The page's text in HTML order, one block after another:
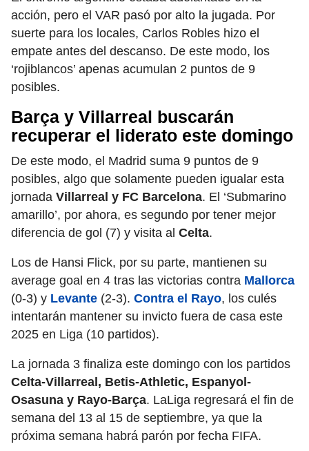
acción, pero el VAR pasó por alto la jugada. Por
suerte para los locales, Carlos Robles hizo el
empate antes del descanso. De este modo, los
‘rojiblancos’ apenas acumulan 2 puntos de 9
posibles.
Barça y Villarreal buscarán
recuperar el liderato este domingo
De este modo, el Madrid suma 9 puntos de 9
posibles, algo que solamente pueden igualar esta
jornada Villarreal y FC Barcelona. El ‘Submarino
amarillo’, por ahora, es segundo por tener mejor
diferencia de gol (7) y visita al Celta.
Los de Hansi Flick, por su parte, mantienen su
average goal en 4 tras las victorias contra Mallorca
(0-3) y Levante (2-3). Contra el Rayo, los culés
intentarán mantener su invicto fuera de casa este
2025 en Liga (10 partidos).
La jornada 3 finaliza este domingo con los partidos
Celta-Villarreal, Betis-Athletic, Espanyol-
Osasuna y Rayo-Barça. LaLiga regresará el fin de
semana del 13 al 15 de septiembre, ya que la
próxima semana habrá parón por fecha FIFA.